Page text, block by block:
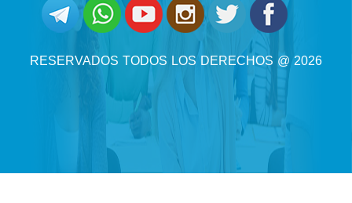
RESERVADOS TODOS LOS DERECHOS @ 2026